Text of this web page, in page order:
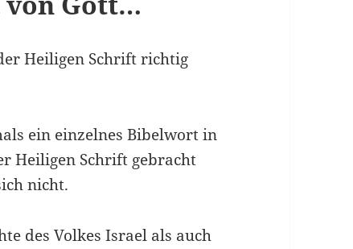
Heiligen Schrift richtig
ein einzelnes Bibelwort in
Heiligen Schrift gebracht
nicht.
des Volkes Israel als auch